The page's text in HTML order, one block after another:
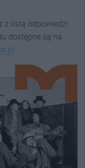
z listą odpowiedzi
dostępne są na